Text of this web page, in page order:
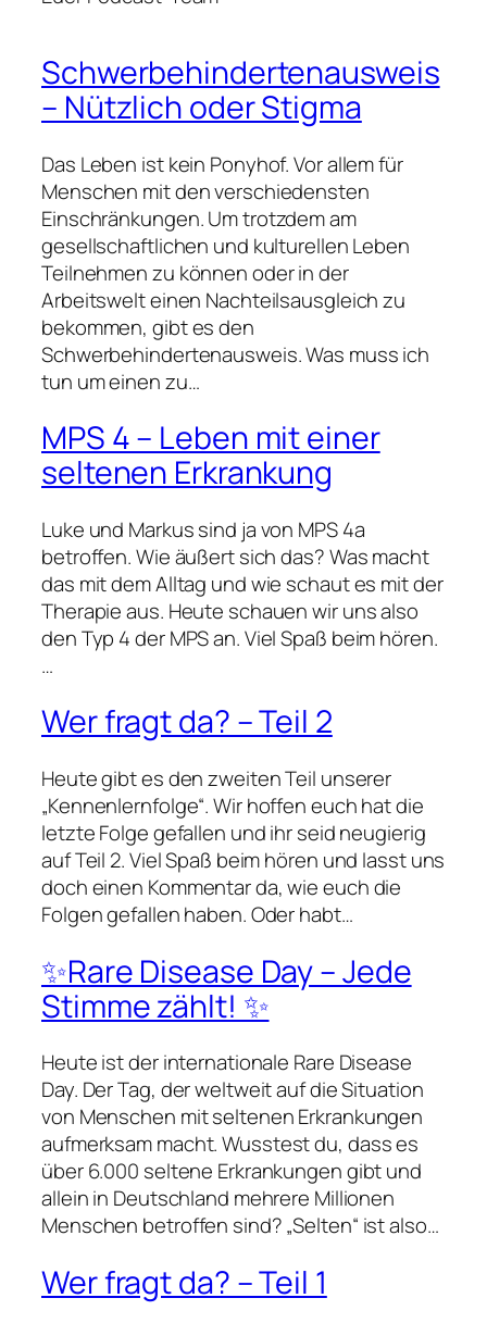
Schwerbehindertenausweis
– Nützlich oder Stigma
Das Leben ist kein Ponyhof. Vor allem für
Menschen mit den verschiedensten
Einschränkungen. Um trotzdem am
gesellschaftlichen und kulturellen Leben
Teilnehmen zu können oder in der
Arbeitswelt einen Nachteilsausgleich zu
bekommen, gibt es den
Schwerbehindertenausweis. Was muss ich
tun um einen zu…
MPS 4 – Leben mit einer
seltenen Erkrankung
Luke und Markus sind ja von MPS 4a
betroffen. Wie äußert sich das? Was macht
das mit dem Alltag und wie schaut es mit der
Therapie aus. Heute schauen wir uns also
den Typ 4 der MPS an. Viel Spaß beim hören.
…
Wer fragt da? – Teil 2
Heute gibt es den zweiten Teil unserer
„Kennenlernfolge“. Wir hoffen euch hat die
letzte Folge gefallen und ihr seid neugierig
auf Teil 2. Viel Spaß beim hören und lasst uns
doch einen Kommentar da, wie euch die
Folgen gefallen haben. Oder habt…
✨Rare Disease Day – Jede
Stimme zählt! ✨
Heute ist der internationale Rare Disease
Day. Der Tag, der weltweit auf die Situation
von Menschen mit seltenen Erkrankungen
aufmerksam macht. Wusstest du, dass es
über 6.000 seltene Erkrankungen gibt und
allein in Deutschland mehrere Millionen
Menschen betroffen sind? „Selten“ ist also…
Wer fragt da? – Teil 1